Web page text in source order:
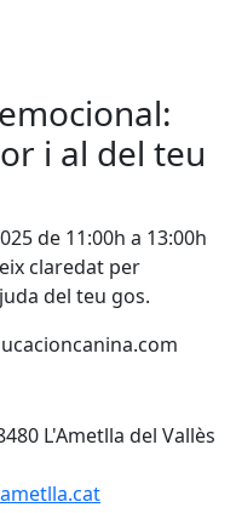
i al del teu
de 11:00h a 13:00h
claredat per
del teu gos.
L'Ametlla del Vallès